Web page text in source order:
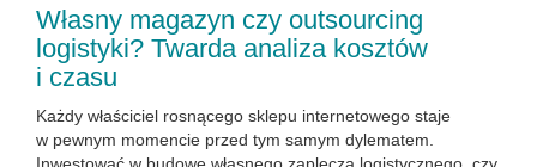
Własny magazyn czy outsourcing
logistyki? Twarda analiza kosztów
i czasu
Każdy właściciel rosnącego sklepu internetowego staje
w pewnym momencie przed tym samym dylematem.